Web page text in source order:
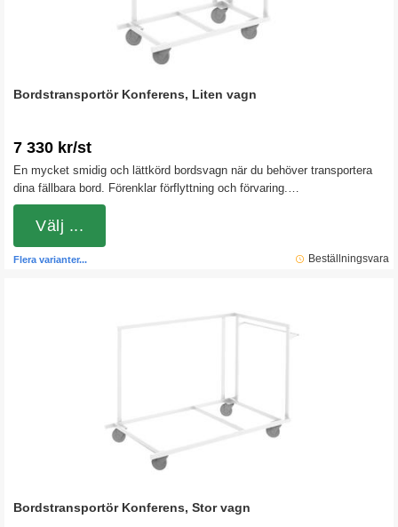
Bordstransportör Konferens, Liten vagn
7 330 kr/st
En mycket smidig och lättkörd bordsvagn när du behöver transportera
dina fällbara bord. Förenklar förflyttning och förvaring.
Bordstransportören passar till våra Fällbord Konferens med rak skiva
utan hjul och har plats för tio bord. Denna vagn passar för 1200 mm
långa fällbord. Finns med stativ i färgerna vit och silver. Bottenskiva
ingår och den finns i åtta olika färger.
Beställningsvara
Flera varianter...
Välj ...
Bordstransportör Konferens, Stor vagn